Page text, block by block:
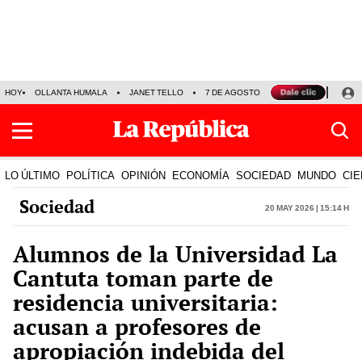
HOY OLLANTA HUMALA JANET TELLO 7 DE AGOSTO TINKA RESULTADOS
LO ÚLTIMO POLÍTICA OPINIÓN ECONOMÍA SOCIEDAD MUNDO
Sociedad 20 May 2026 | 15:14 h
Alumnos de la Universidad La
Cantuta toman parte de
residencia universitaria:
acusan a profesores de
apropiación indebida del